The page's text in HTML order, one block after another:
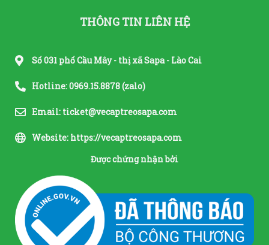
THÔNG TIN LIÊN HỆ
Số 031 phố Cầu Mây - thị xã Sapa - Lào Cai
Hotline: 0969.15.8878 (zalo)
Email: ticket@vecaptreosapa.com
Website: https://vecaptreosapa.com
Được chứng nhận bởi